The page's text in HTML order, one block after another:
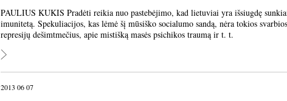
PAULIUS KUKIS Pradėti reikia nuo pastebėjimo, kad lietuviai yra išsiugdę
imunitetą. Spekuliacijos, kas lėmė šį mūsiško socialumo sandą, nėra tokios
represijų dešimtmečius, apie mistišką masės psichikos traumą ir t. t.
2013 06 07